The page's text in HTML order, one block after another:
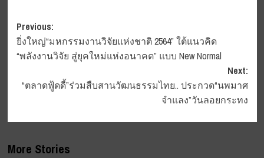
Post
navigation
Previous:
ยิ่งใหญ่“มหกรรมงานวิจัยแห่งชาติ 2564” ใต้แนวคิด
“พลังงานวิจัย สู่ยุคใหม่แห่งอนาคต” แบบ New Normal
Next:
“ตลาดฟู้ดดี้”ร่วมสืบสานวัฒนธรรมไทย.. ประกวด“นพมาศ
จำแลง”วันลอยกระทง
More Stories